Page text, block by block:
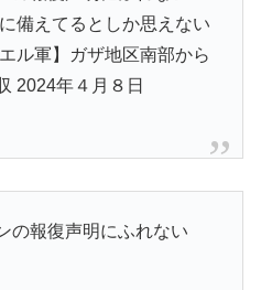
備えてるとしか思えない
ル軍】ガザ地区南部から
2024年４月８日
の報復声明にふれない